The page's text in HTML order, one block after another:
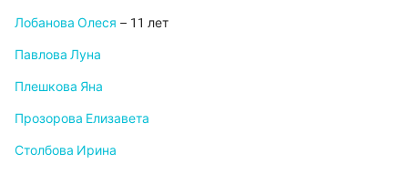
Лобанова Олеся – 11 лет
Павлова Луна
Плешкова Яна
Прозорова Елизавета
Столбова Ирина